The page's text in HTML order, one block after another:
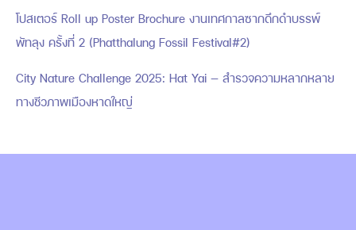
โปสเตอร์ Roll up Poster Brochure งานเทศกาลซากดึกดำบรรพ์
พัทลุง ครั้งที่ 2 (Phatthalung Fossil Festival#2)
City Nature Challenge 2025: Hat Yai — สำรวจความหลากหลาย
ทางชีวภาพเมืองหาดใหญ่